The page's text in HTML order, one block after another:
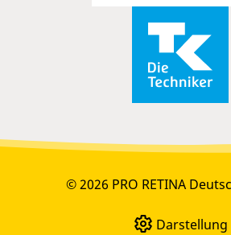
© 2026 PRO RETINA
Darstellung